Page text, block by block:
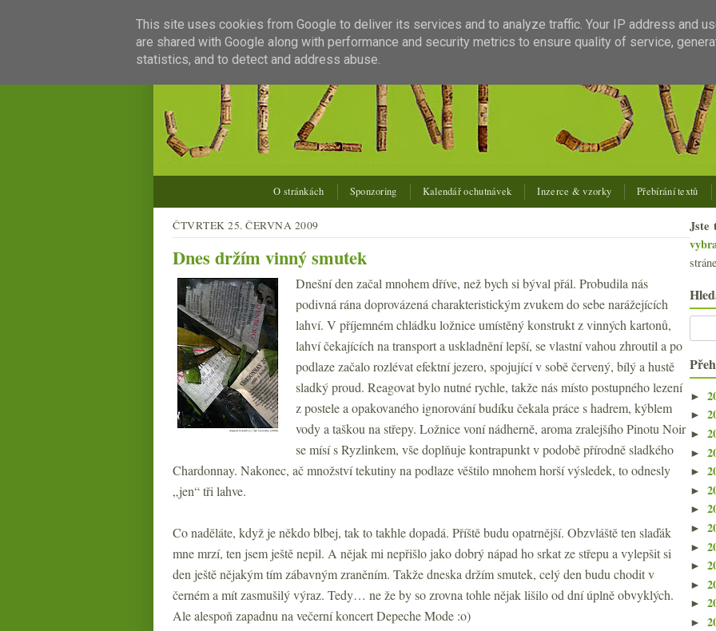
O stránkách Sponzoring Kalendář ochutnávek Inzerce & vzorky Přebírání textů
ČTVRTEK 25. ČERVNA 2009
Dnes držím vinný smutek
Dnešní den začal mnohem dříve, než bych si býval přál. Probudila nás
podivná rána doprovázená charakteristickým zvukem do sebe narážejících
lahví. V příjemném chládku ložnice umístěný konstrukt z vinných kartonů,
lahví čekajících na transport a uskladnění lepší, se vlastní vahou zhroutil a po
podlaze začalo rozlévat efektní jezero, spojující v sobě červený, bílý a hustě
sladký proud. Reagovat bylo nutné rychle, takže nás místo postupného lezení
z postele a opakovaného ignorování budíku čekala práce s hadrem, kýblem
vody a taškou na střepy. Ložnice voní nádherně, aroma zralejšího Pinotu Noir
se mísí s Ryzlinkem, vše doplňuje kontrapunkt v podobě přírodně sladkého
Chardonnay. Nakonec, ač množství tekutiny na podlaze věštilo mnohem horší výsledek, to odnesly
„jen“ tři lahve.
Co naděláte, když je někdo blbej, tak to takhle dopadá. Příště budu opatrnější. Obzvláště ten slaďák
mne mrzí, ten jsem ještě nepil. A nějak mi nepřišlo jako dobrý nápad ho srkat ze střepu a vylepšit si
den ještě nějakým tím zábavným zraněním. Takže dneska držím smutek, celý den budu chodit v
černém a mít zasmušilý výraz. Tedy… ne že by so zrovna tohle nějak lišilo od dní úplně obvyklých.
Ale alespoň zapadnu na večerní koncert Depeche Mode :o)
Jste
►
►
►
►
►
►
►
►
►
►
►
►
►
This site uses cookies from Google to deliver its services and to analyze traffic. Your IP address and
are shared with Google along with performance and security metrics to ensure quality of service,
statistics, and to detect and address abuse.